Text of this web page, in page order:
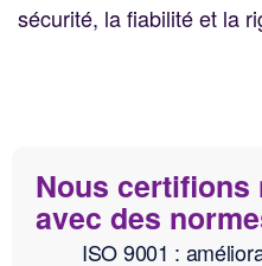
sécurité, la fiabilité et la
Nous certifions
avec des
ISO 9001 :